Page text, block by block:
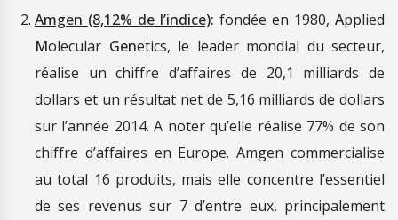
Amgen (8,12% de l’indice): fondée en 1980, Applied
Molecular Genetics, le leader mondial du secteur,
réalise un chiffre d’affaires de 20,1 milliards de
dollars et un résultat net de 5,16 milliards de dollars
sur l’année 2014. A noter qu’elle réalise 77% de son
chiffre d’affaires en Europe. Amgen commercialise
au total 16 produits, mais elle concentre l’essentiel
de ses revenus sur 7 d’entre eux, principalement